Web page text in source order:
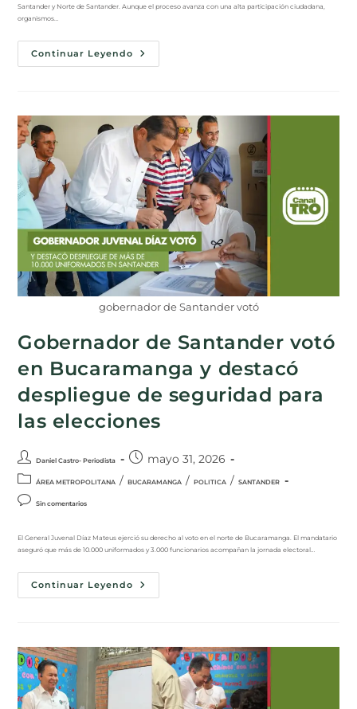
Santander y Norte de Santander. Aunque el proceso avanza con una alta participación ciudadana,
organismos…
Continuar Leyendo
gobernador de Santander votó
Gobernador de Santander votó
en Bucaramanga y destacó
despliegue de seguridad para
las elecciones
Daniel Castro- Periodista mayo 31, 2026
ÁREA METROPOLITANA / BUCARAMANGA / POLITICA / SANTANDER
Sin comentarios
El General Juvenal Díaz Mateus ejerció su derecho al voto en el norte de Bucaramanga. El mandatario
aseguró que más de 10.000 uniformados y 3.000 funcionarios acompañan la jornada electoral…
Continuar Leyendo